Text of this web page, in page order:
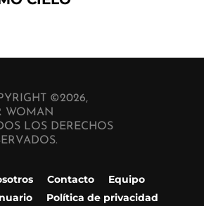
©2026,
WOMAN
LOS DERECHOS
Contacto
Equipo
Política de privacidad